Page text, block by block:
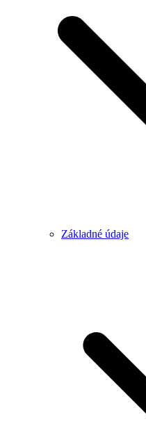
Základné údaje